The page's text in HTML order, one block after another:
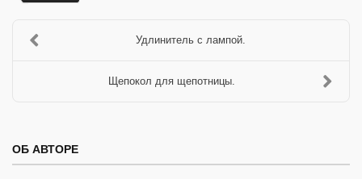
Удлинитель с лампой.
Щепокол для щепотницы.
ОБ АВТОРЕ